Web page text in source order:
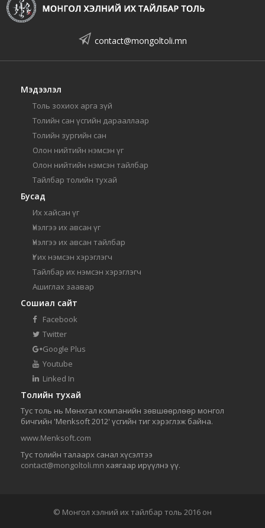
contact@mongoltoli.mn
Мэдээлэл
Толь зохиох арга зүй
Толийн сан үсгийн дарааллаар
Толийн зургийн сан
Олон нийтийн нэмсэн үг
Олон нийтийн нэмсэн тайлбар
Тайлбар толийн тухай
Бусад
Их хайсан үг
Үнэлгээ их авсан үг
Үнэлгээ их авсан тайлбар
Үг их нэмсэн хэрэглэгч
Тайлбар их нэмсэн хэрэглэгч
Ашиглах заавар
Сошиал сайт
Facebook
Twitter
Google Plus
Youtube
Linked In
Толийн тухай
Тус толь нь Мөнхгал компанийн зөвшөөрлөөр монгол
бичгийн 'Menksoft 2012' үсгийн тиг хэрэглэж байна.
www.Menksoft.com
Тус толийн талаарх санал хүсэлтээ
contact@mongoltoli.mn хаягаар ирүүлнэ үү.
© Монгол хэлний их тайлбар толь 2016 он